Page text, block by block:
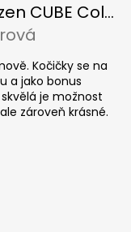
Kratzbaum für Katzen CUBE Colour
5 von 5 Sternen.
Kočičky se na
a jako bonus
je možnost
zároveň krásné.